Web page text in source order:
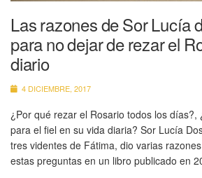
Las razones de Sor Lucía
para no dejar de rezar el
diario
4 DICIEMBRE, 2017
¿Por qué rezar el Rosario todos los días?,
para el fiel en su vida diaria? Sor Lucía
tres videntes de Fátima, dio varias
estas preguntas en un libro publicado en